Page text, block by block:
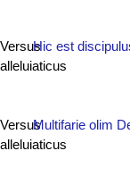
Versus
alleluiaticus
Hic est
Versus
alleluiaticus
Multifarie olim